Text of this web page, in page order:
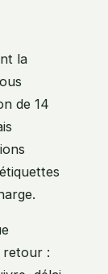
la
de 14
retour :